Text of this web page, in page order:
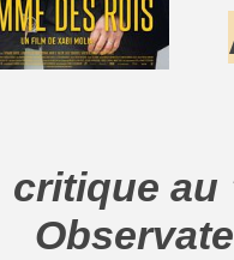
critique au